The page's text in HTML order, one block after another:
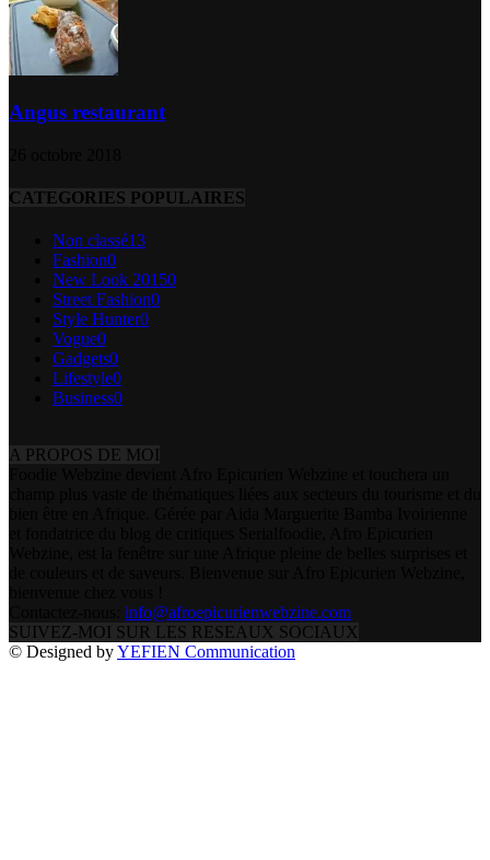
Angus restaurant
CATEGORIES POPULAIRES
Non classé13
Fashion0
New Look 20150
Street Fashion0
Style Hunter0
Vogue0
Gadgets0
Lifestyle0
Business0
A PROPOS DE MOI
info@afroepicurienwebzine.com
SUIVEZ-MOI SUR LES RESEAUX SOCIAUX
© Designed byYEFIEN Communication